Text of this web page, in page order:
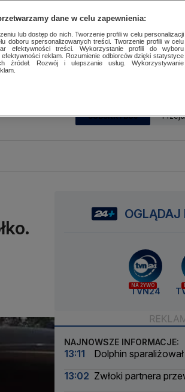
SUBSKRYBUJ
OGLĄDAJ
NA ŻYWO
TVN24
NAJNOWSZE INFORMACJE:
13:11
Dolphin
13:02 Zwłoki partnera
dane w celu zapewnienia:
lub dostęp do nich. Tworzenie profili w celu personalizacji
doboru spersonalizowanych treści. Tworzenie profili w celu
efektywności treści. Wykorzystanie profili do wyboru
reklam. Rozumienie odbiorców dzięki statystyce
źródeł. Rozwój i ulepszanie usług. Wykorzystywanie